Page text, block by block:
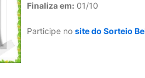
Finaliza em: 01/10
Participe no site do Sorteio